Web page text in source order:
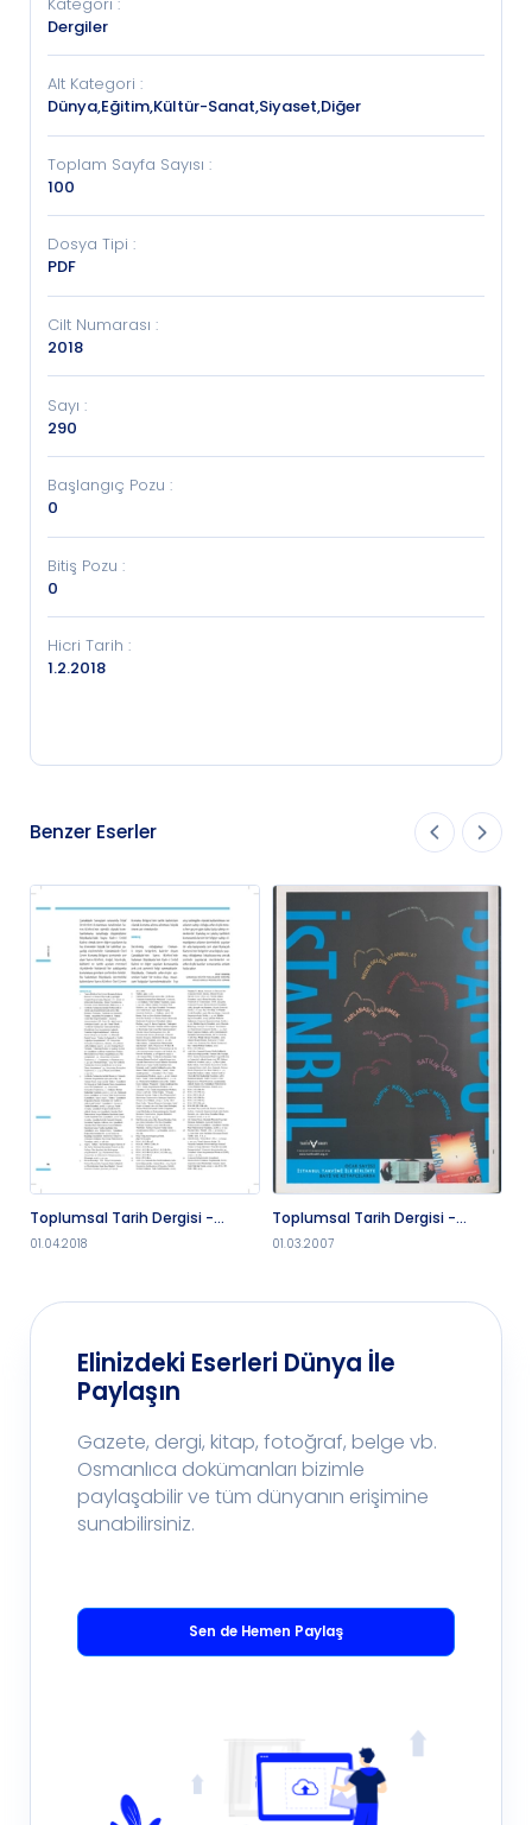
Dergiler
Alt Kategori :
Dünya,Eğitim,Kültür-Sanat,Siyaset,Diğer
Toplam Sayfa Sayısı :
100
Dosya Tipi :
PDF
Cilt Numarası :
2018
Sayı :
290
Başlangıç Pozu :
0
Bitiş Pozu :
0
Hicri Tarih :
1.2.2018
Benzer Eserler
Toplumsal Tarih Dergisi -
1.4.2018
01.04.2018
Toplumsal Tarih Dergisi -
1.3.2007
01.03.2007
Elinizdeki Eserleri Dünya İle
Paylaşın
Gazete, dergi, kitap, fotoğraf, belge vb.
Osmanlıca dokümanları bizimle
paylaşabilir ve tüm dünyanın erişimine
sunabilirsiniz.
Sen de Hemen Paylaş